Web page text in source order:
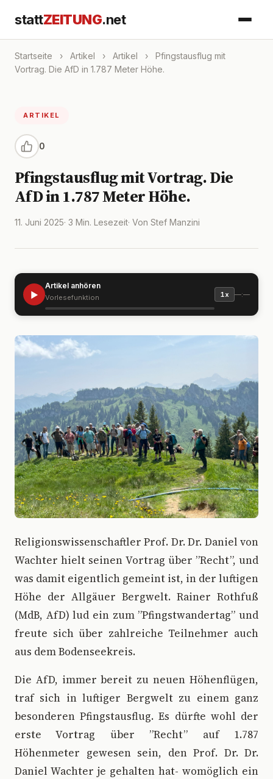
stattZEITUNG.net
Startseite › Artikel › Artikel ›
Pfingstausflug mit
Vortrag. Die AfD in 1.787 Meter Höhe.
ARTIKEL
0
Pfingstausflug mit Vortrag. Die
AfD in 1.787 Meter Höhe.
11. Juni 2025· 3 Min. Lesezeit· Von Stef Manzini
▶
Artikel anhören
Vorlesefunktion 1x —:—
Religionswissenschaftler Prof. Dr. Dr. Daniel von
Wachter hielt seinen Vortrag über ”Recht”, und
was damit eigentlich gemeint ist, in der luftigen
Höhe der Allgäuer Bergwelt. Rainer Rothfuß
(MdB, AfD) lud ein zum ”Pfingstwandertag” und
freute sich über zahlreiche Teilnehmer auch
aus dem Bodenseekreis.
Die AfD, immer bereit zu neuen Höhenflügen,
traf sich in luftiger Bergwelt zu einem ganz
besonderen Pfingstausflug. Es dürfte wohl der
erste Vortrag über ”Recht” auf 1.787
Höhenmeter gewesen sein, den Prof. Dr. Dr.
Daniel Wachter je gehalten hat- womöglich ein